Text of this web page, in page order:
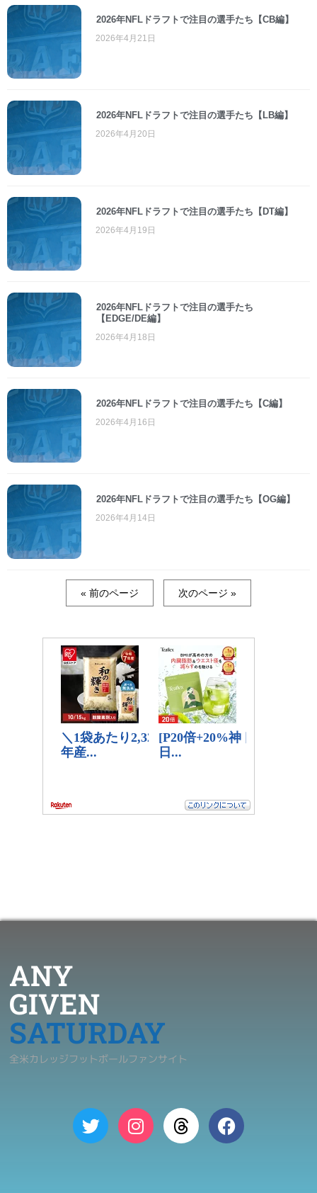
2026年NFLドラフトで注目の選手たち【CB編】
2026年4月21日
2026年NFLドラフトで注目の選手たち【LB編】
2026年4月20日
2026年NFLドラフトで注目の選手たち【DT編】
2026年4月19日
2026年NFLドラフトで注目の選手たち
【EDGE/DE編】
2026年4月18日
2026年NFLドラフトで注目の選手たち【C編】
2026年4月16日
2026年NFLドラフトで注目の選手たち【OG編】
2026年4月14日
« 前のページ 次のページ »
ANY
GIVEN
SATURDAY
全米カレッジフットボールファンサイト